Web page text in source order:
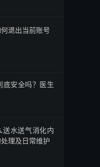
退出当前账号
底安全吗？医生
送水送气消化内
理及日常维护